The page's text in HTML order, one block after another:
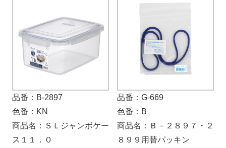
品番：B-2897
色番：KN
商品名：ＳＬジャンボケー
ス１１．０
品番：G-669
色番：B
商品名：Ｂ－２８９７・２
８９９用替パッキン